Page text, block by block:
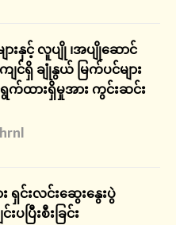
ားနှင့် လူပျို ၊အပျိုဆောင်
ျင်ရှိ ချုံနွယ် မြက်ပင်များ
က်ထားရှိမှုအား ကွင်းဆင်း
ရှင်းလင်းဆွေးနွေးပွဲ
ပပြီးစီးခြင်း